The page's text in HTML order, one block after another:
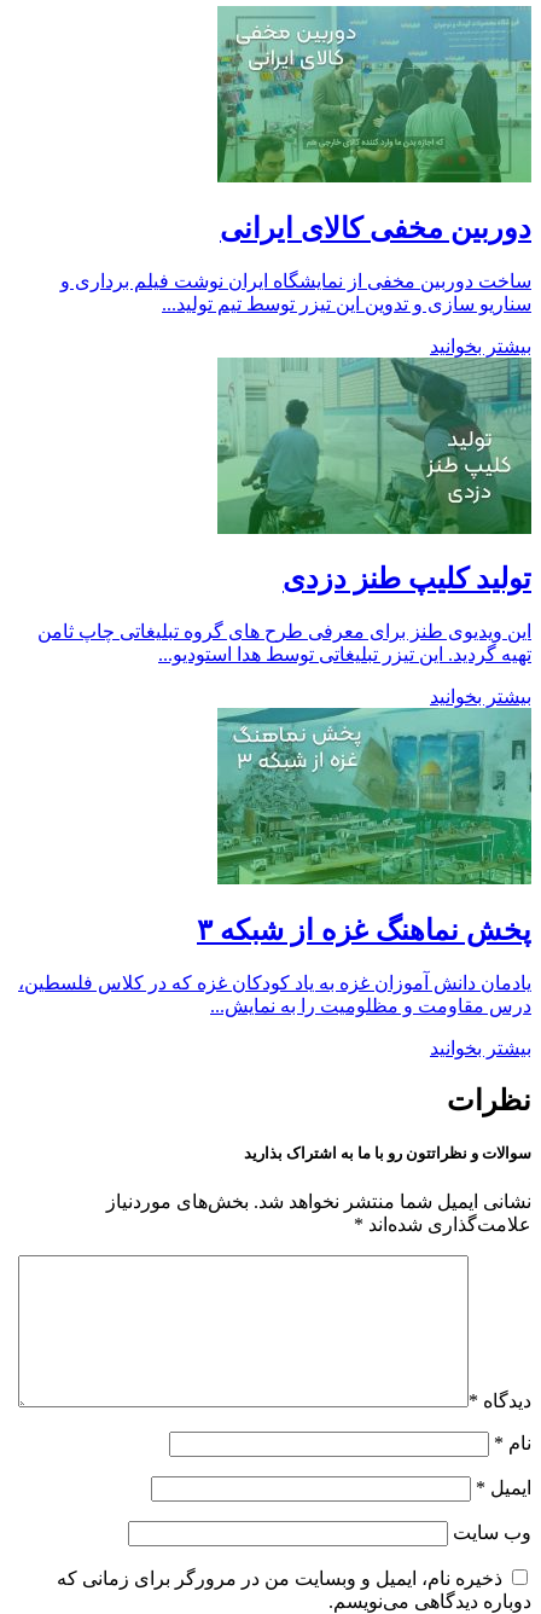
دوربین مخفی کالای ایرانی
ساخت دوربین مخفی از نمایشگاه ایران نوشت فیلم برداری و
سناریو سازی و تدوین این تیزر توسط تیم تولید...
بیشتر بخوانید
تولید کلیپ طنز دزدی
این ویدیوی طنز برای معرفی طرح های گروه تبلیغاتی چاپ ثامن
تهیه گردید. این تیزر تبلیغاتی توسط هدا استودیو...
بیشتر بخوانید
پخش نماهنگ غزه از شبکه ۳
یادمان دانش آموزان غزه به یاد کودکان غزه که در کلاس فلسطین،
درس مقاومت و مظلومیت را به نمایش...
بیشتر بخوانید
نظرات
سوالات و نظراتتون رو با ما به اشتراک بذارید
نشانی ایمیل شما منتشر نخواهد شد. بخش‌های موردنیاز
علامت‌گذاری شده‌اند *
دیدگاه *
نام *
ایمیل *
وب‌ سایت
ذخیره نام، ایمیل و وبسایت من در مرورگر برای زمانی که
دوباره دیدگاهی می‌نویسم.